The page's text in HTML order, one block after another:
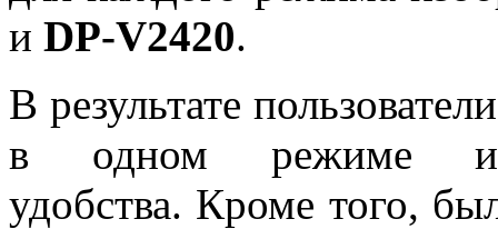
и DP-V2420.
В результате
в одном режиме
удобства. Кроме того,